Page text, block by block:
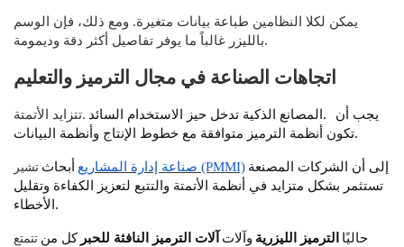
يمكن لكلا النظامين طباعة بيانات متغيرة. ومع ذلك، فإن الوسم
بالليزر غالباً ما يوفر تفاصيل أكثر دقة وديمومة.
اتجاهات الصناعة في مجال الترميز والتعليم
تتزايد الأتمتة. المصانع الذكية تدخل حيز الاستخدام السائد.
يجب أن
تكون أنظمة الترميز متوافقة مع خطوط الإنتاج وأنظمة البيانات.
أبحاث صناعة إدارة المشاريع (PMMI) إلى أن الشركات المصنعة
تستثمر بشكل متزايد في أنظمة الأتمتة والتتبع لتعزيز الكفاءة وتقليل
الأخطاء.
كل من آلات الترميز النافثة للحبر وآلات الترميز الليزرية حاليًا